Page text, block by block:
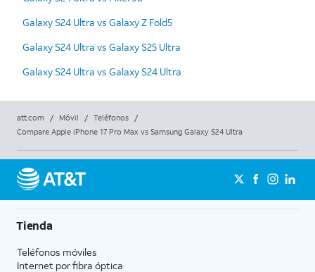
Galaxy S24 Ultra vs Galaxy Z Fold5
Galaxy S24 Ultra vs Galaxy S25 Ultra
Galaxy S24 Ultra vs Galaxy S24 Ultra
att.com / Móvil / Teléfonos
/
Compare Apple iPhone 17 Pro Max vs Samsung Galaxy S24 Ultra
Tienda
Teléfonos móviles
Internet por fibra óptica